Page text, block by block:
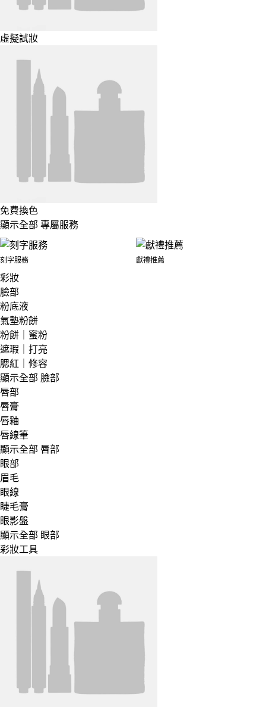
虛擬試妝
免費換色
顯示全部 專屬服務
刻字服務 獻禮推薦
彩妝
臉部
粉底液
氣墊粉餅
粉餅｜蜜粉
遮瑕｜打亮
腮紅｜修容
顯示全部 臉部
唇部
唇膏
唇釉
唇線筆
顯示全部 唇部
眼部
眉毛
眼線
睫毛膏
眼影盤
顯示全部 眼部
彩妝工具